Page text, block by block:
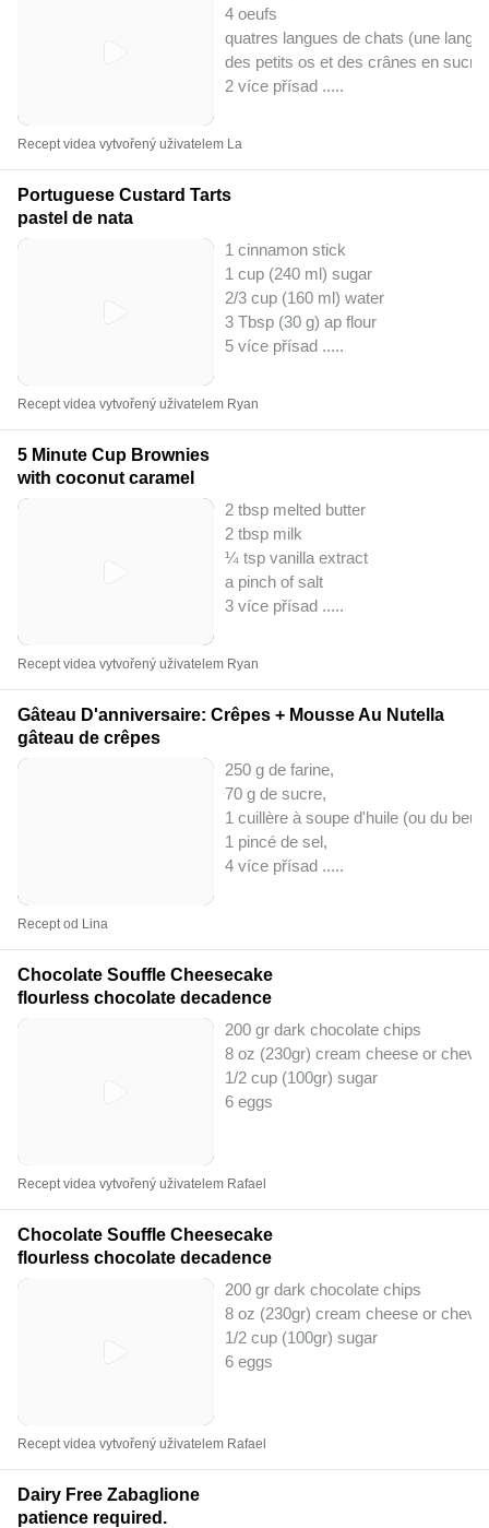
4 oeufs
quatres langues de chats (une
des petits os et des crânes en sucre
2 více přísad .....
Recept videa vytvořený uživatelem La
Portuguese Custard Tarts
pastel de nata
1 cinnamon stick
1 cup (240 ml) sugar
2/3 cup (160 ml) water
3 Tbsp (30 g) ap flour
5 více přísad .....
Recept videa vytvořený uživatelem Ryan
5 Minute Cup Brownies
with coconut caramel
2 tbsp melted butter
2 tbsp milk
¼ tsp vanilla extract
a pinch of salt
3 více přísad .....
Recept videa vytvořený uživatelem Ryan
Gâteau D'anniversaire: Crêpes + Mousse Au Nutella
gâteau de crêpes
250 g de farine,
70 g de sucre,
1 cuillère à soupe d'huile (ou du
1 pincé de sel,
4 více přísad .....
Recept od Lina
Chocolate Souffle Cheesecake
flourless chocolate decadence
200 gr dark chocolate chips
8 oz (230gr) cream cheese or chevre
1/2 cup (100gr) sugar
6 eggs
Recept videa vytvořený uživatelem Rafael
Chocolate Souffle Cheesecake
flourless chocolate decadence
200 gr dark chocolate chips
8 oz (230gr) cream cheese or chevre
1/2 cup (100gr) sugar
6 eggs
Recept videa vytvořený uživatelem Rafael
Dairy Free Zabaglione
patience required.